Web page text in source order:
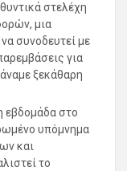
στελέχη
μια
συνοδευτεί με
για
ξεκάθαρη
εβδομάδα στο
υπόμνημα
και
το